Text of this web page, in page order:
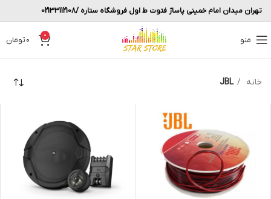
تهران میدان امام خمینی پاساژ فتوت ط اول فروشگاه ستاره /02133112108
منو 0
0تومان
خانه JBL